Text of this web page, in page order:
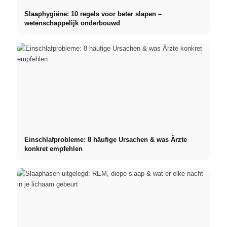
Slaaphygiëne: 10 regels voor beter slapen –
wetenschappelijk onderbouwd
Einschlafprobleme: 8 häufige Ursachen & was Ärzte
konkret empfehlen